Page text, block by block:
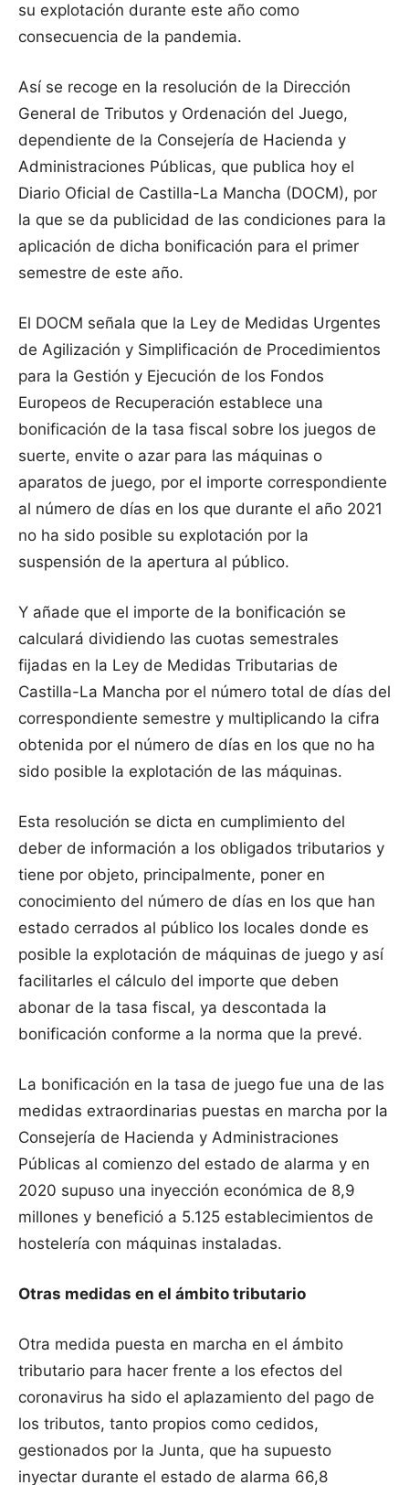
su explotación durante este año como
consecuencia de la pandemia.
Así se recoge en la resolución de la Dirección
General de Tributos y Ordenación del Juego,
dependiente de la Consejería de Hacienda y
Administraciones Públicas, que publica hoy el
Diario Oficial de Castilla-La Mancha (DOCM), por
la que se da publicidad de las condiciones para la
aplicación de dicha bonificación para el primer
semestre de este año.
El DOCM señala que la Ley de Medidas Urgentes
de Agilización y Simplificación de Procedimientos
para la Gestión y Ejecución de los Fondos
Europeos de Recuperación establece una
bonificación de la tasa fiscal sobre los juegos de
suerte, envite o azar para las máquinas o
aparatos de juego, por el importe correspondiente
al número de días en los que durante el año 2021
no ha sido posible su explotación por la
suspensión de la apertura al público.
Y añade que el importe de la bonificación se
calculará dividiendo las cuotas semestrales
fijadas en la Ley de Medidas Tributarias de
Castilla-La Mancha por el número total de días del
correspondiente semestre y multiplicando la cifra
obtenida por el número de días en los que no ha
sido posible la explotación de las máquinas.
Esta resolución se dicta en cumplimiento del
deber de información a los obligados tributarios y
tiene por objeto, principalmente, poner en
conocimiento del número de días en los que han
estado cerrados al público los locales donde es
posible la explotación de máquinas de juego y así
facilitarles el cálculo del importe que deben
abonar de la tasa fiscal, ya descontada la
bonificación conforme a la norma que la prevé.
La bonificación en la tasa de juego fue una de las
medidas extraordinarias puestas en marcha por la
Consejería de Hacienda y Administraciones
Públicas al comienzo del estado de alarma y en
2020 supuso una inyección económica de 8,9
millones y benefició a 5.125 establecimientos de
hostelería con máquinas instaladas.
Otras medidas en el ámbito tributario
Otra medida puesta en marcha en el ámbito
tributario para hacer frente a los efectos del
coronavirus ha sido el aplazamiento del pago de
los tributos, tanto propios como cedidos,
gestionados por la Junta, que ha supuesto
inyectar durante el estado de alarma 66,8